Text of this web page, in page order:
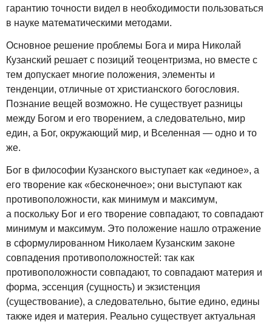
гарантию точности видел в необходимости пользоваться
в науке математическими методами.
Основное решение проблемы Бога и мира Николай
Кузанский решает с позиций теоцентризма, но вместе с
тем допускает многие положения, элементы и
тенденции, отличные от христианского богословия.
Познание вещей возможно. Не существует разницы
между Богом и его творением, а следовательно, мир
един, а Бог, окружающий мир, и Вселенная — одно и то
же.
Бог в философии Кузанского выступает как «единое», а
его творение как «бесконечное»; они выступают как
противоположности, как минимум и максимум,
а поскольку Бог и его творение совпадают, то совпадают
минимум и максимум. Это положение нашло отражение
в сформулированном Николаем Кузанским законе
совпадения противоположностей: так как
противоположности совпадают, то совпадают материя и
форма, эссенция (сущность) и экзистенция
(существование), а следовательно, бытие едино, едины
также идея и материя. Реально существует актуальная